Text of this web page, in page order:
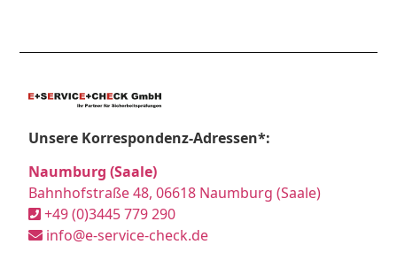
Unsere Korrespondenz-Adressen*:
Naumburg (Saale)
Bahnhofstraße 48, 06618 Naumburg (Saale)
+49 (0)3445 779 290
info@e-service-check.de